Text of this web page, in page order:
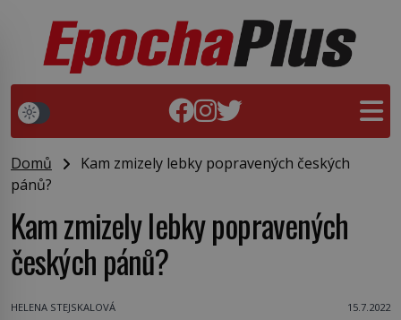
Domů
Kam zmizely lebky popravených českých
pánů?
Kam zmizely lebky popravených
českých pánů?
HELENA STEJSKALOVÁ 15.7.2022